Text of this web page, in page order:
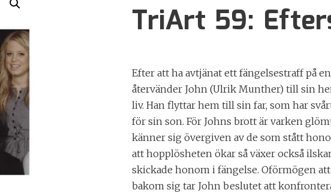
TriArt 59:
Efter att ha avtjänat ett fängelsestraff på
återvänder John (Ulrik Munther) till sin
liv. Han flyttar hem till sin far, som har
för sin son. För Johns brott är varken
känner sig övergiven av de som stått
att hopplösheten ökar så växer också
skickade honom i fängelse. Oförmögen
bakom sig tar John beslutet att